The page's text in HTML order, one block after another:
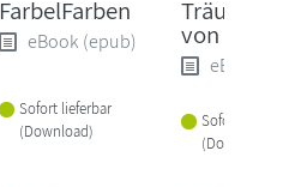
FarbelFarben
eBook (epub)
Sofort lieferbar
(Download)
Träum
von Liebe
eBook
Sofort
(Download)